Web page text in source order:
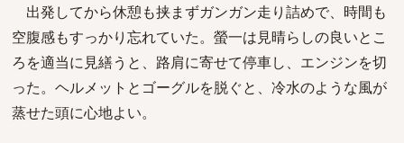
出発してから休憩も挟まずガンガン走り詰めで、時間も
空腹感もすっかり忘れていた。螢一は見晴らしの良いとこ
ろを適当に見繕うと、路肩に寄せて停車し、エンジンを切
った。ヘルメットとゴーグルを脱ぐと、冷水のような風が
蒸せた頭に心地よい。